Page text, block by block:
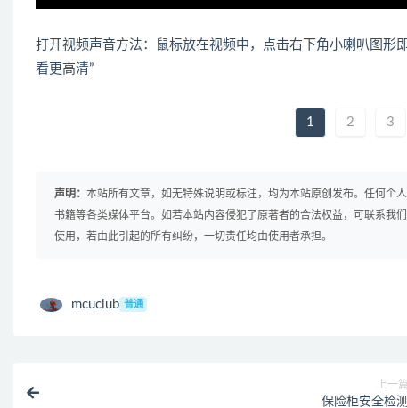
打开视频声音方法：鼠标放在视频中，点击右下角小喇叭图形
看更高清”
1 2 3
声明： 本站所有文章，如无特殊说明或标注，均为本站原创发布。任何个
书籍等各类媒体平台。如若本站内容侵犯了原著者的合法权益，可联系我
使用，若由此引起的所有纠纷，一切责任均由使用者承担。
mcuclub 普通
上一篇
保险柜安全检测